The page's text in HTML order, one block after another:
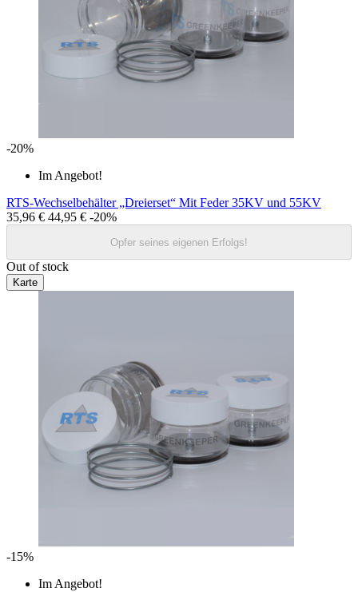
-20%
Im Angebot!
RTS-Wechselbehälter „Dreierset“ Mit Feder 35KV und 55KV
35,96 € 44,95 € -20%
Opfer seines eigenen Erfolgs!
Out of stock
Karte
-15%
Im Angebot!